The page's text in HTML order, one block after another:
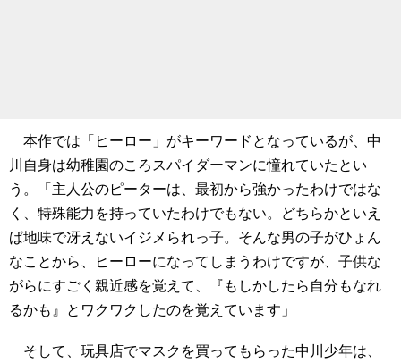
本作では「ヒーロー」がキーワードとなっているが、中
川自身は幼稚園のころスパイダーマンに憧れていたとい
う。「主人公のピーターは、最初から強かったわけではな
く、特殊能力を持っていたわけでもない。どちらかといえ
ば地味で冴えないイジメられっ子。そんな男の子がひょん
なことから、ヒーローになってしまうわけですが、子供な
がらにすごく親近感を覚えて、『もしかしたら自分もなれ
るかも』とワクワクしたのを覚えています」
そして、玩具店でマスクを買ってもらった中川少年は、